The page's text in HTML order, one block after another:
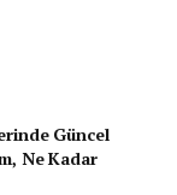
Güncel
Ne Kadar